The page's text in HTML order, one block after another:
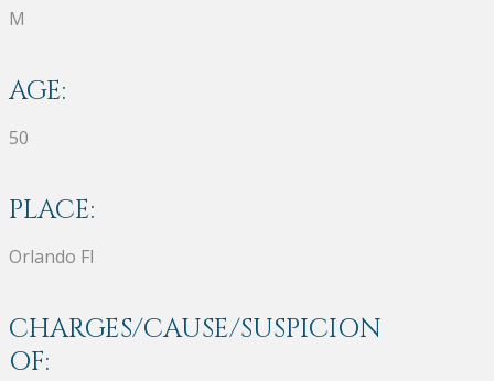
M
AGE:
50
PLACE:
Orlando Fl
CHARGES/CAUSE/SUSPICION
OF: